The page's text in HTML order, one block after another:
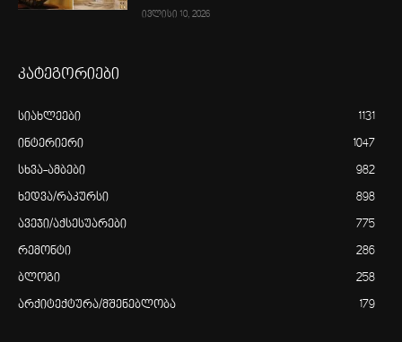
ივლისი 10, 2026
კატეგორიები
სიახლეები 1131
ინტერიერი 1047
სხვა-ამბები 982
ხედვა/რაკურსი 898
ავეჯი/აქსესუარები 775
რემონტი 286
ბლოგი 258
არქიტექტურა/მშენებლობა 179